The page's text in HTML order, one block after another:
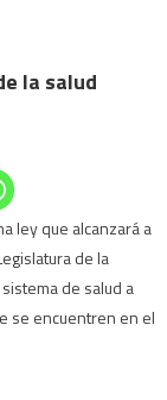
la salud
ley que alcanzará a
de la
de salud a
se encuentren en el